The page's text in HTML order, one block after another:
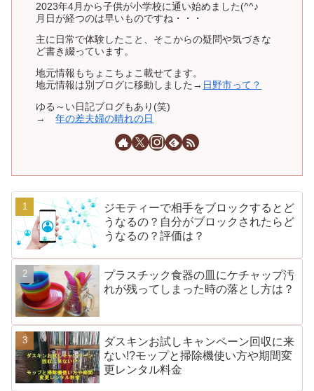
2023年4月から子供が小学校に通い始めました(^^♪
月日が経つのは早いものですね・・・
主に日常で体験したこと、そこからの疑問や気づきな
ど書き綴っています。
地元情報もちょこちょこ載せてます。
地元情報は別ブログに移動しました→ 日野市って？
ゆる～い日記ブログもあり(笑)
→年の差夫婦の晴れの日
ジモティーで相手をブロックするとど
うなるの？自分がブロックされたらど
うなるの？評価は？
プラスチック食器の皿にケチャップ汚
れが残ってしまった時の落とし方は？
ダスキンお試しキャンペーン回収に来
ない!?モップと掃除機使い方や期間変
更レンタル料金